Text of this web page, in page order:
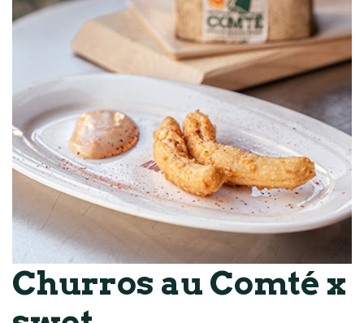
Churros au Comté x